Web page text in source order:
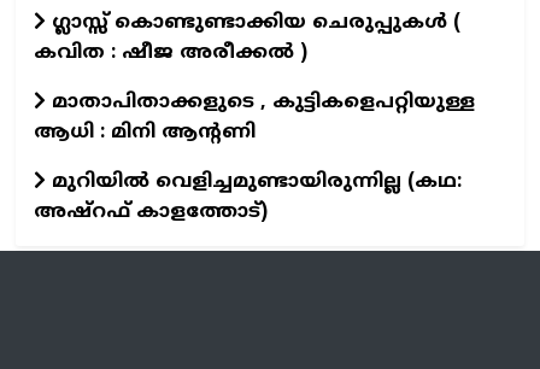
ഗ്ലാസ്സ് കൊണ്ടുണ്ടാക്കിയ ചെരുപ്പുകൾ (
കവിത : ഷീജ അരീക്കൽ )
മാതാപിതാക്കളുടെ , കുട്ടികളെപറ്റിയുള്ള
ആധി : മിനി ആന്റണി
മുറിയിൽ വെളിച്ചമുണ്ടായിരുന്നില്ല (കഥ:
അഷ്റഫ് കാളത്തോട്)